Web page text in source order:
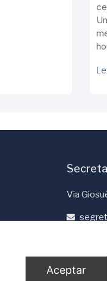
Via
Aceptar